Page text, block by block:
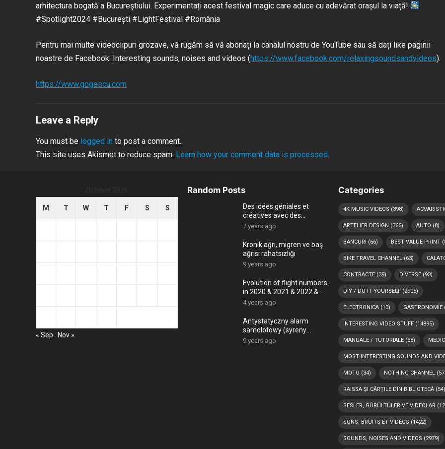
arhitectura bogată a Bucureștiului. Experimentați acest festival magic care aduce cu adevărat orașul la viață!
#Spotlight2024 #București #LightFestival #România
Pentru mai multe videoclipuri grozave, vă rugăm să vă abonați la canalul nostru de YouTube sau să dați like paginii
noastre de Facebook: Interesting sounds, noises and videos (https://www.facebook.com/relaxingsoundsandvideos).
https://www.gogescu.com
Leave a Reply
You must be logged in to post a comment.
This site uses Akismet to reduce spam. Learn how your comment data is processed.
M T W T F S S
« Sep Nov »
Random Posts
Des idées géniales et
créatives avec des
coquillages
7 years ago
Kronik ağrı, migren ve baş
ağrısı rahatsızlığı
9 years ago
Evolution of flight numbers
in 2020 & 2021 & 2022 &
2023 (COVID-19 era and
4 years ago
Antystatyczny alarm
samolotowy (syreny
powietrzne)
9 years ago
Categories
4K MUSIC VIDEOS (398)
ARTELIER DESIGN (366) AUTO (8)
BANCURI (66) BEST VALUE PRINT
BIKE TRAVEL CHANNEL (63)
CONTRACTE (39) DIVERSE (93)
DIY / DO IT YOURSELF (2905)
ELECTRONICA (13) GASTRONOMIE
INTERESTING VIDEO STUFF (14895)
MANUALE / TUTORIALE (68)
MOST INTERESTING SOUNDS AND
MOTO (34) NOTHING CHANNEL
RAISSA ȘI CĂRȚILE DIN BIBLIOTECĂ (54)
SESLER, GÜRÜLTÜLER VE VIDEOLAR
SONS, BRUITS ET VIDÉOS (1422)
SOUNDS, NOISES AND VIDEOS (2979)